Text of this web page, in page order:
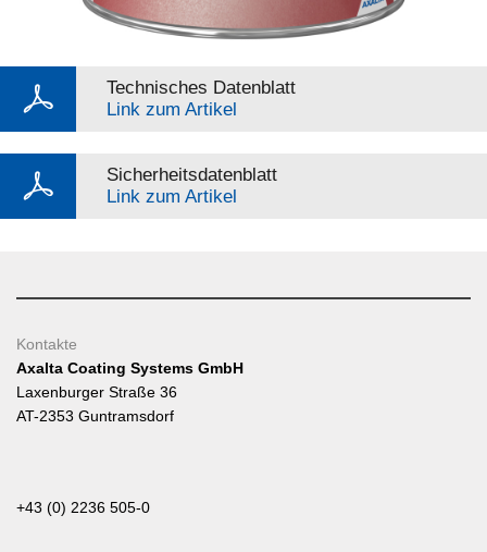
Technisches Datenblatt
Link zum Artikel
Sicherheitsdatenblatt
Link zum Artikel
Kontakte
Axalta Coating Systems GmbH
Laxenburger Straße 36
AT-2353 Guntramsdorf
+43 (0) 2236 505-0